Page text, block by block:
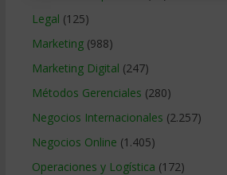
Legal (125)
Marketing(988)
Marketing Digital (247)
Métodos Gerenciales (280)
Negocios Internacionales (2.257)
Negocios Online (1.405)
Operaciones y Logística (172)